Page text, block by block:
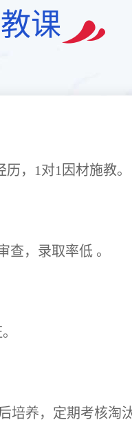
课
历，1对1因材施
审查，录取率低
资格证。
培养，定期考核淘汰